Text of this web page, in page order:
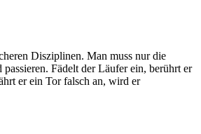
Disziplinen. Man muss nur die
passieren. Fädelt der Läufer ein, berührt er
er ein Tor falsch an, wird er